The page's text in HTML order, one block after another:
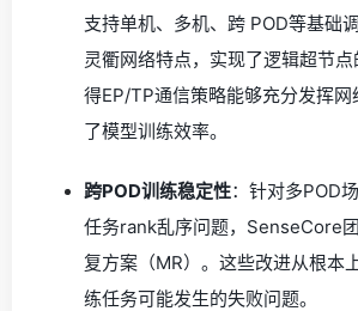
支持单机、多机、跨 POD等基础
灵衢网络特点，实现了逻辑超节
得EP/TP通信策略能够充分发挥
了模型训练效率。
跨POD训练稳定性：针对多POD
任务rank乱序问题，SenseCore
复方案（MR）。这些改进从根本
练任务可能发生的失败问题。